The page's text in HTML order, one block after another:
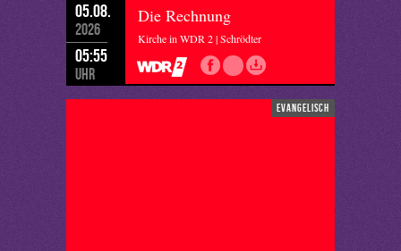
05.08.
2026
05:55
Uhr
Die Rechnung
Kirche in WDR 2 | Schrödter
evangelisch